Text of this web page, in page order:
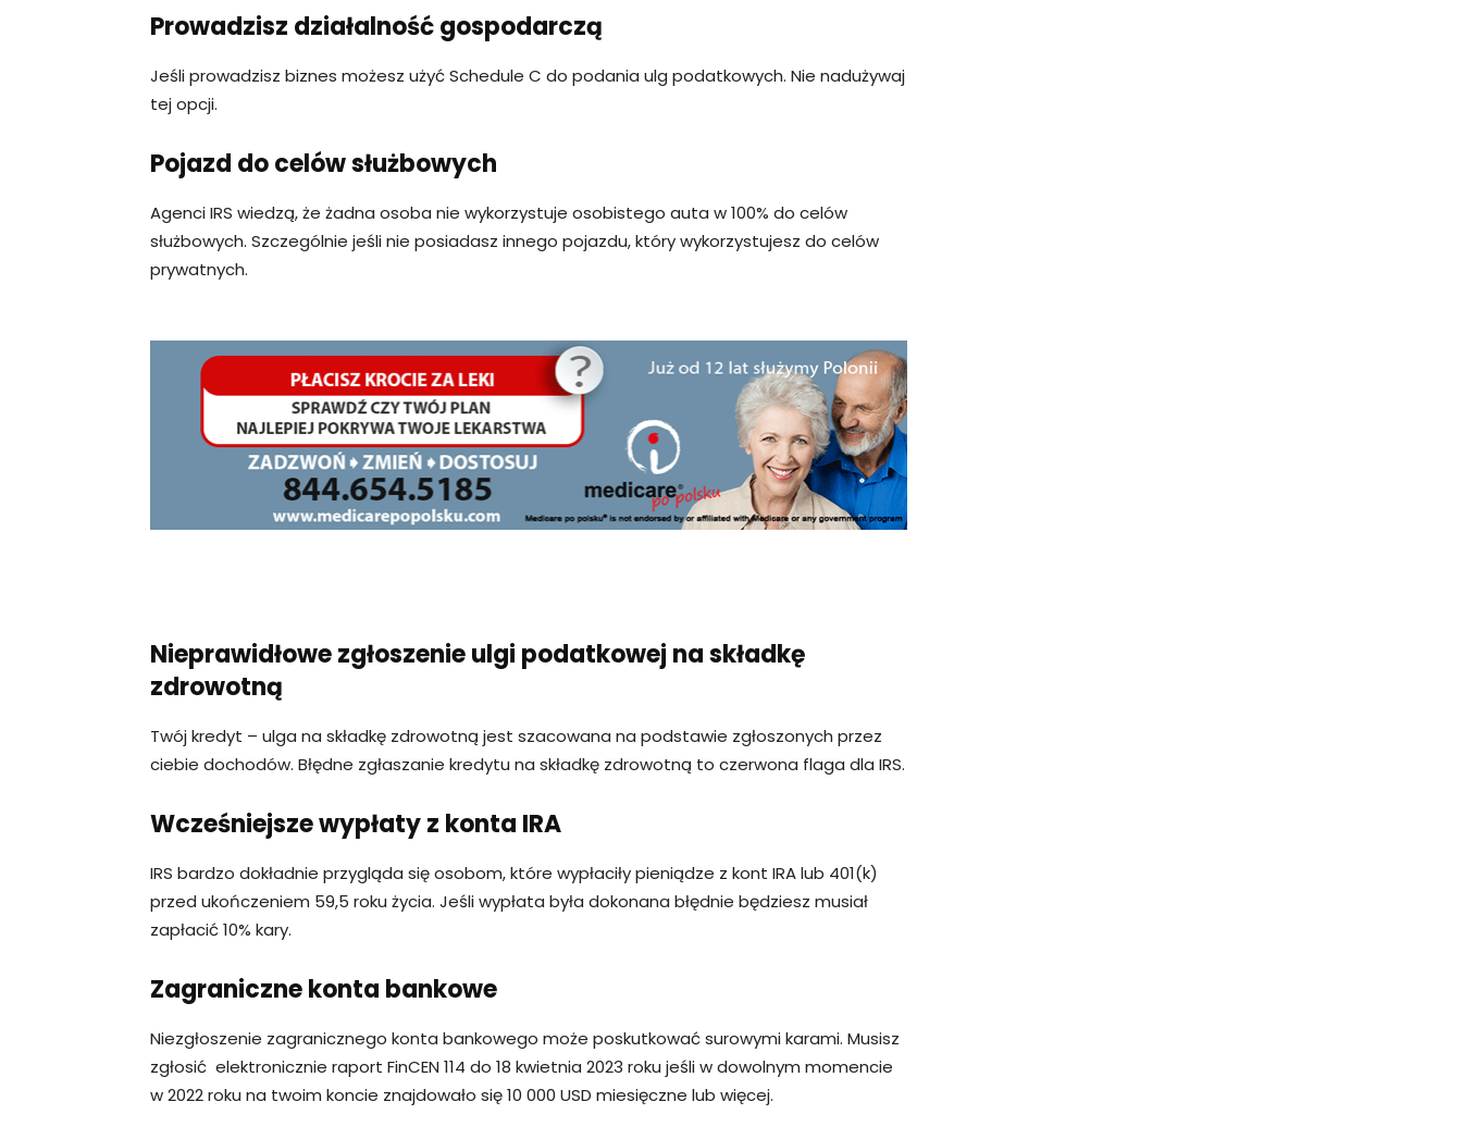
Prowadzisz działalność gospodarczą
Jeśli prowadzisz biznes możesz użyć Schedule C do podania ulg podatkowych. Nie nadużywaj
tej opcji.
Pojazd do celów służbowych
Agenci IRS wiedzą, że żadna osoba nie wykorzystuje osobistego auta w 100% do celów
służbowych. Szczególnie jeśli nie posiadasz innego pojazdu, który wykorzystujesz do celów
prywatnych.
Nieprawidłowe zgłoszenie ulgi podatkowej na składkę
zdrowotną
Twój kredyt – ulga na składkę zdrowotną jest szacowana na podstawie zgłoszonych przez
ciebie dochodów. Błędne zgłaszanie kredytu na składkę zdrowotną to czerwona flaga dla IRS.
Wcześniejsze wypłaty z konta IRA
IRS bardzo dokładnie przygląda się osobom, które wypłaciły pieniądze z kont IRA lub 401(k)
przed ukończeniem 59,5 roku życia. Jeśli wypłata była dokonana błędnie będziesz musiał
zapłacić 10% kary.
Zagraniczne konta bankowe
Niezgłoszenie zagranicznego konta bankowego może poskutkować surowymi karami. Musisz
zgłosić elektronicznie raport FinCEN 114 do 18 kwietnia 2023 roku jeśli w dowolnym momencie
w 2022 roku na twoim koncie znajdowało się 10 000 USD miesięczne lub więcej.